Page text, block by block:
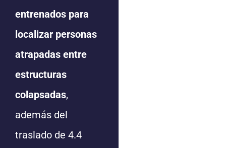
entrenados para
localizar personas
atrapadas entre
estructuras
colapsadas,
además del
traslado de 4.4